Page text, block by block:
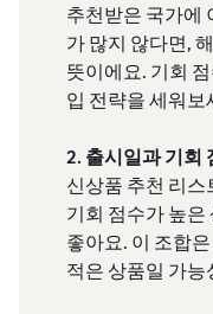
추천받은 국가에
가 많지 않다면,
뜻이에요. 기회
입 전략을 세워보
2. 출시일과 기회
신상품 추천 리
기회 점수가 높은
좋아요. 이 조합
적은 상품일 가능